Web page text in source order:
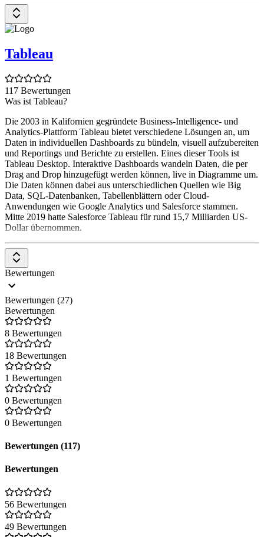
Tableau
117 Bewertungen
Was ist Tableau?
Die 2003 in Kalifornien gegründete Business-Intelligence- und
Analytics-Plattform Tableau bietet verschiedene Lösungen an, um
Daten in individuellen Dashboards zu bündeln, visuell aufzubereiten
und Reportings und Berichte zu erstellen. Eines dieser Tools ist
Tableau Desktop. Interaktive Dashboards wandeln Daten, die per
Drag and Drop hinzugefügt werden können, live in Diagramme um.
Die Daten können dabei aus unterschiedlichen Quellen wie Big
Data, SQL-Datenbanken, Tabellenblättern oder Cloud-
Anwendungen wie Google Analytics und Salesforce stammen.
Mitte 2019 hatte Salesforce Tableau für rund 15,7 Milliarden US-
Dollar übernommen.
Du willst mehr über die Leistungen von Salesforce erfahren? Alle
Tools und hilfreiche Artikel zu den Produkten findest du auf unserer
Company-Overview-Seite von Saleforce
Bewertungen
Bewertungen (27)
Bewertungen
8 Bewertungen
18 Bewertungen
1 Bewertungen
0 Bewertungen
0 Bewertungen
Bewertungen (117)
Bewertungen
56 Bewertungen
49 Bewertungen